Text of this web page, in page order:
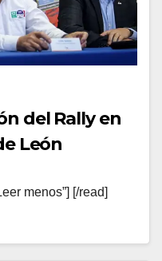
del Rally en
León
menos”] [/read]